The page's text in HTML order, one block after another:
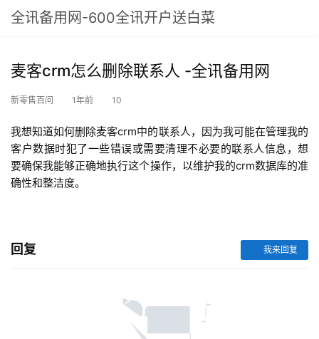
全讯备用网-600全讯开户送白菜
麦客crm怎么删除联系人 -全讯备用网
新零售百问 1年前 10
我想知道如何删除麦客crm中的联系人，因为我可能在管理我的
客户数据时犯了一些错误或需要清理不必要的联系人信息，想
要确保我能够正确地执行这个操作，以维护我的crm数据库的准
确性和整洁度。
回复 我来回复